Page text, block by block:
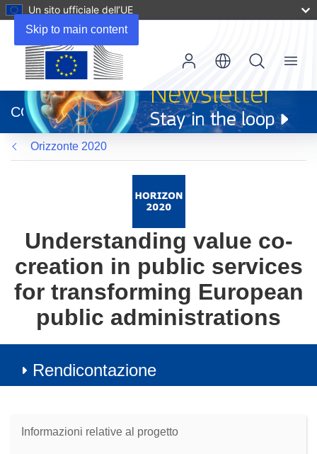
Skip to main content
Un sito ufficiale dell’UE
apre
in
una
nuova
finestra)
CORDIS
Menu
Orizzonte 2020
Understanding value co-
creation in public services
for transforming European
public administrations
Rendicontazione
Informazioni relative al progetto